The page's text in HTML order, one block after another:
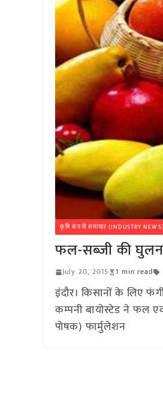
कृषि कंपनी समाचार (INDUSTRY NEWS)
फल-सब्जी की
July 20, 2015 1 min read
इंदौर। किसानों के लिए
कम्पनी बायोस्टेड ने फल
पोषक) फार्मुलेशन